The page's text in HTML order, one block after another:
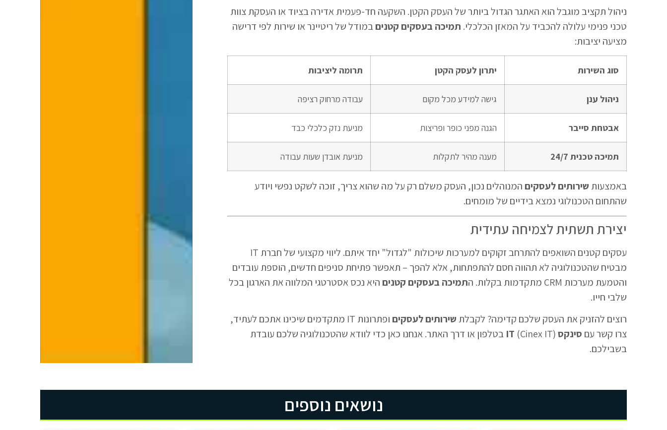
ניהול תקציב מוגבל הוא האתגר הגדול ביותר של העסק הקטן. השקעה חד-פעמית אדירה בציוד או העסקת צוות
טכני פנימי עלולה להכביד על המאזן הכלכלי. תמיכה בעסקים קטניםבמודל של ריטיינר או שירות לפי דרישה
מציעה יציבות:
סוג השירות יתרון לעסק הקטן תרומה ליציבות
ניהול ענן גישה למידע מכל מקום עבודה מרחוק רציפה
אבטחת סייבר הגנה מפני כופר ופריצות מניעת נזק כלכלי כבד
תמיכה טכנית 24/7 מענה מהיר לתקלות מניעת אובדן שעות עבודה
באמצעות שירותים לעסקים המנוהלים נכון, העסק משלם רק על מה שהוא צריך, זוכה לשקט נפשי ויודע
שהתחום הטכנולוגי נמצא בידיים של מומחים.
יצירת תשתית לצמיחה עתידית
עסקים קטנים השואפים להתרחב זקוקים למערכות שיכולות "לגדול" יחד איתם. ליווי מקצועי של חברת IT
מבטיח שהטכנולוגיה לא תהווה חסם להתפתחות, אלא להפך – תאפשר פתיחת סניפים חדשים, הוספת עובדים
והטמעת מערכות CRM מתקדמות בקלות. ה
תמיכה בעסקים קטנים היא נכס אסטרטגי המלווה את הארגון בכל
שלבי חייו.
רוצים להזניק את העסק שלכם קדימה? לקבלת שירותים לעסקים
ופתרונות IT מתקדמים שיכינו אתכם לעתיד,
צרו קשר עם סינקס IT
(Cinex IT) בטלפון או דרך האתר. אנחנו כאן כדי לוודא שהטכנולוגיה שלכם עובדת
בשבילכם.
נושאים נוספים